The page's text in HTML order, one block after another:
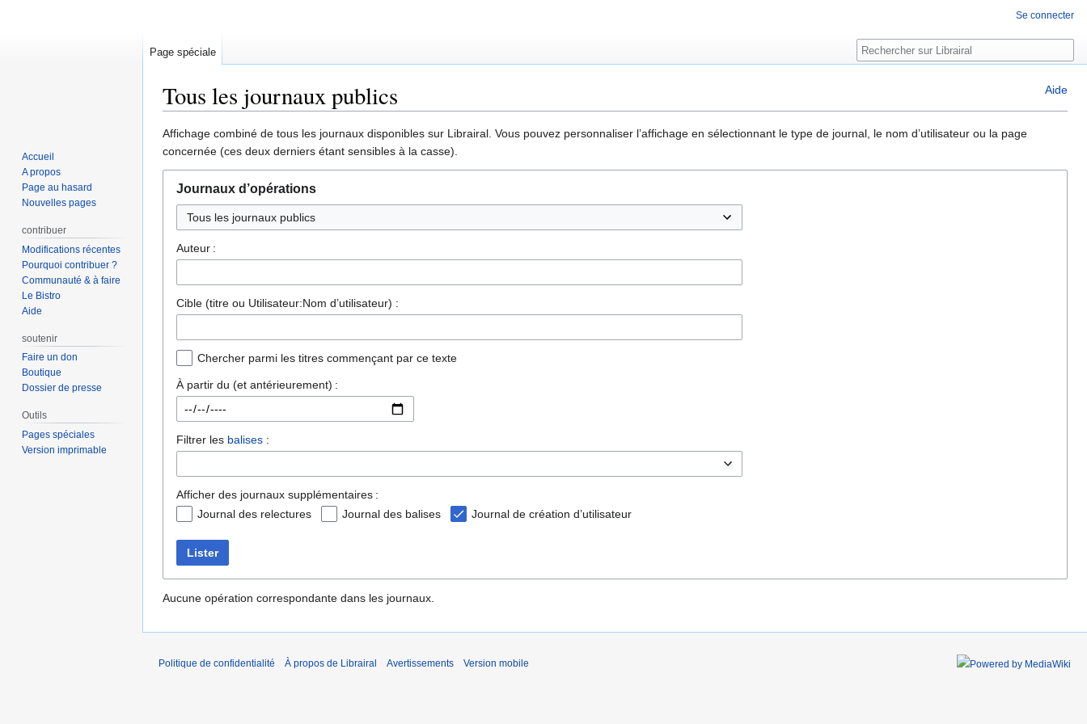
Aide
Tous les journaux publics
Aller
à
la
navigation
Aller
à
la
recherche
Affichage combiné de tous les journaux disponibles sur Librairal. Vous pouvez personnaliser l’affichage en sélectionnant le type de journal, le nom d’utilisateur ou la page
concernée (ces deux derniers étant sensibles à la casse).
Journaux d’opérations
Auteur :
Cible (titre ou Utilisateur:Nom d’utilisateur) :
Chercher parmi les titres commençant par ce texte
À partir du (et antérieurement) :
Filtrer les balises :
Afficher des journaux supplémentaires :
Journal des relectures
Journal des balises Journal de création d’utilisateur
Lister
Aucune opération correspondante dans les journaux.
Se connecter
Page spéciale Rechercher
Accueil
A propos
Page au hasard
Nouvelles pages
contribuer
Modifications récentes
Pourquoi contribuer ?
Communauté & à faire
Le Bistro
Aide
soutenir
Faire un don
Boutique
Dossier de presse
Outils
Pages spéciales
Version imprimable
Politique de confidentialité À propos de Librairal Avertissements Version mobile